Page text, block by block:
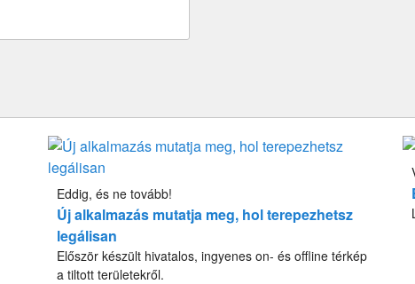
Eddig, és ne tovább!
Új alkalmazás mutatja meg, hol terepezhetsz
legálisan
Először készült hivatalos, ingyenes on- és offline térkép
a tiltott területekről.